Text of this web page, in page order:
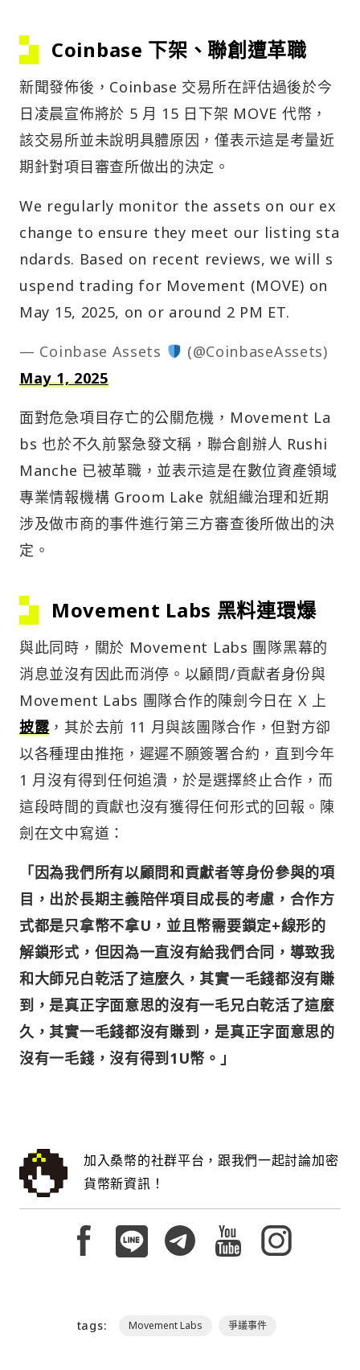
Coinbase 下架、聯創遭革職
新聞發佈後，Coinbase 交易所在評估過後於今
日凌晨宣佈將於 5 月 15 日下架 MOVE 代幣，
該交易所並未說明具體原因，僅表示這是考量近
期針對項目審查所做出的決定。
We regularly monitor the assets on our ex
change to ensure they meet our listing sta
ndards. Based on recent reviews, we will s
uspend trading for Movement (MOVE) on
May 15, 2025, on or around 2 PM ET.
— Coinbase Assets
(@CoinbaseAssets)
May 1, 2025
面對危急項目存亡的公關危機，Movement La
bs 也於不久前緊急發文稱，聯合創辦人 Rushi
Manche 已被革職，並表示這是在數位資產領域
專業情報機構 Groom Lake 就組織治理和近期
涉及做市商的事件進行第三方審查後所做出的決
定。
Movement Labs 黑料連環爆
與此同時，關於 Movement Labs 團隊黑幕的
消息並沒有因此而消停。以顧問/貢獻者身份與
Movement Labs 團隊合作的陳劍今日在 X 上
披露，其於去前 11 月與該團隊合作，但對方卻
以各種理由推拖，遲遲不願簽署合約，直到今年
1 月沒有得到任何追潰，於是選擇終止合作，而
這段時間的貢獻也沒有獲得任何形式的回報。陳
劍在文中寫道：
「因為我們所有以顧問和貢獻者等身份參與的項
目，出於長期主義陪伴項目成長的考慮，合作方
式都是只拿幣不拿U，並且幣需要鎖定+線形的
解鎖形式，但因為一直沒有給我們合同，導致我
和大師兄白乾活了這麼久，其實一毛錢都沒有賺
到，是真正字面意思的沒有一毛兄白乾活了這麼
久，其實一毛錢都沒有賺到，是真正字面意思的
沒有一毛錢，沒有得到1U幣。」
加入桑幣的社群平台，跟我們一起討論加密
貨幣新資訊！
tags: Movement Labs 爭議事件